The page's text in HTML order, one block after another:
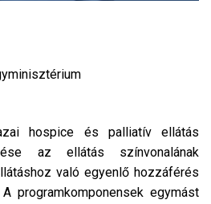
hospice és palliatív ellátás
az ellátás színvonalának
való egyenlő hozzáférés
programkomponensek egymást